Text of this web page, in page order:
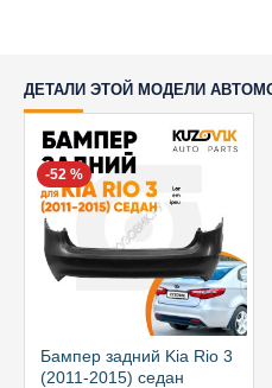
ДЕТАЛИ ЭТОЙ МОДЕЛИ
-52 %
Бампер задний Kia Rio 3
(2011-2015) седан